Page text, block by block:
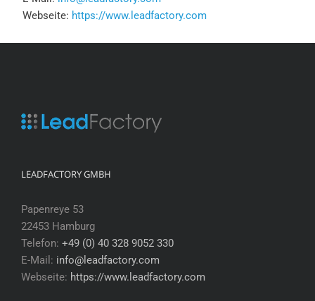
Webseite: https://www.leadfactory.com
LEADFACTORY GMBH
Papenreye 53
22453 Hamburg
Telefon: +49 (0) 40 328 9052 330
E-Mail: info@leadfactory.com
Webseite: https://www.leadfactory.com